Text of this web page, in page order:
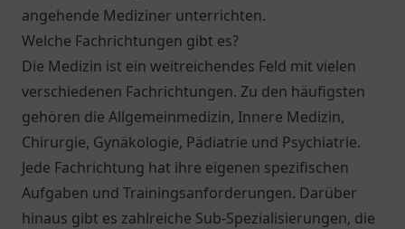
angehende Mediziner unterrichten.
Welche Fachrichtungen gibt es?
Die Medizin ist ein weitreichendes Feld mit vielen
verschiedenen Fachrichtungen. Zu den häufigsten
gehören die Allgemeinmedizin, Innere Medizin,
Chirurgie, Gynäkologie, Pädiatrie und Psychiatrie.
Jede Fachrichtung hat ihre eigenen spezifischen
Aufgaben und Trainingsanforderungen. Darüber
hinaus gibt es zahlreiche Sub-Spezialisierungen, die